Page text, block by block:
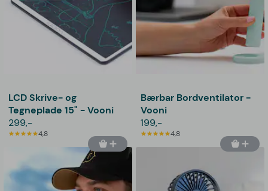
LCD Skrive- og
Tegneplade 15" - Vooni
299,-
4,8
Bærbar Bordventilator -
Vooni
199,-
4,8